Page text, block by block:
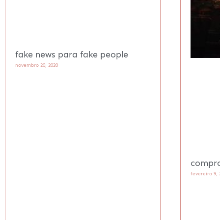
fake news para fake people
novembro 20, 2020
fevereiro 9,